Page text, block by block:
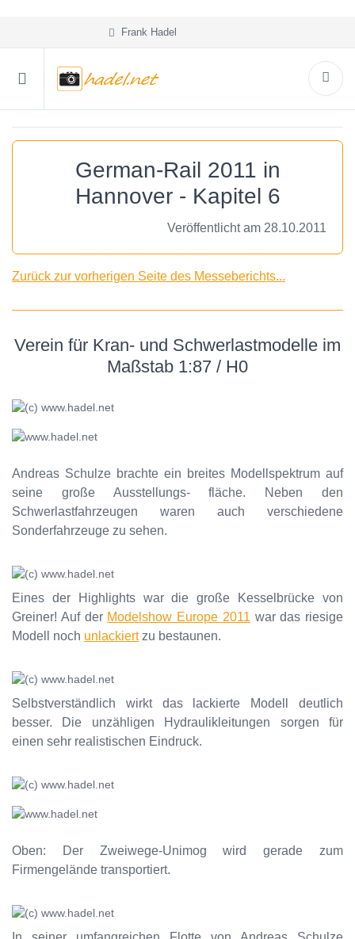
Frank Hadel
German-Rail 2011 in
Hannover - Kapitel 6
Veröffentlicht am 28.10.2011
Zurück zur vorherigen Seite des Messeberichts...
Verein für Kran- und Schwerlastmodelle im
Maßstab 1:87 / H0
Andreas Schulze brachte ein breites Modellspektrum auf
seine große Ausstellungs- fläche. Neben den
Schwerlastfahrzeugen waren auch verschiedene
Sonderfahrzeuge zu sehen.
Eines der Highlights war die große Kesselbrücke von
Greiner! Auf der Modelshow Europe 2011 war das riesige
Modell noch unlackiertzu bestaunen.
Selbstverständlich wirkt das lackierte Modell deutlich
besser. Die unzähligen Hydraulikleitungen sorgen für
einen sehr realistischen Eindruck.
Oben: Der Zweiwege-Unimog wird gerade zum
Firmengelände transportiert.